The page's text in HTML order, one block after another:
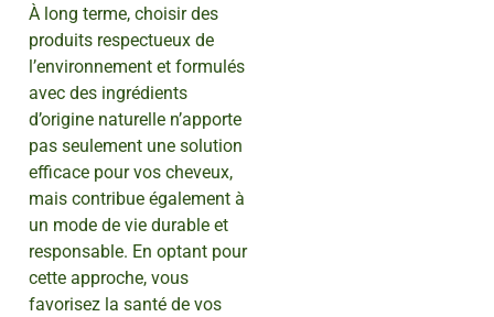
À long terme, choisir des
produits respectueux de
l’environnement et formulés
avec des ingrédients
d’origine naturelle n’apporte
pas seulement une solution
efficace pour vos cheveux,
mais contribue également à
un mode de vie durable et
responsable. En optant pour
cette approche, vous
favorisez la santé de vos